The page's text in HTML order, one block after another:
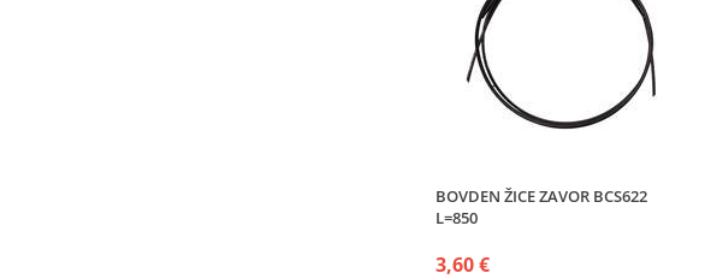
BOVDEN ŽICE ZAVOR BCS622
L=850
3,60 €